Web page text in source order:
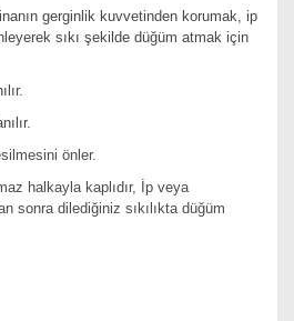
gerginlik kuvvetinden korumak, ip
sıkı şekilde düğüm atmak için
önler.
halkayla kaplıdır, İp veya
sonra dilediğiniz sıkılıkta düğüm